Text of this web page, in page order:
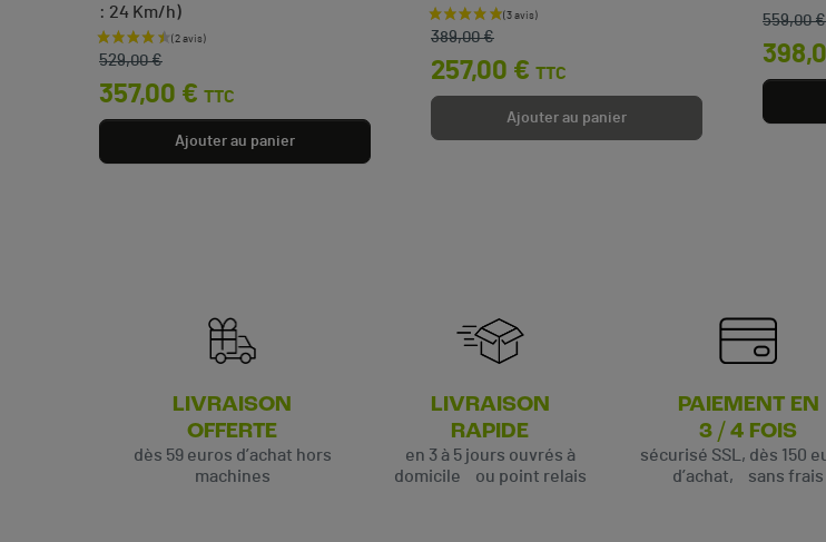
: 24 Km/h)
Prix de base
529,00 €
Prix
357,00 € TTC
Ajouter au panier
Prix de base
389,00 €
Prix
257,00 € TTC
Ajouter au panier
Prix de
559,00 €
Prix
LIVRAISON
OFFERTE
dès 59 euros d’achat hors
machines
LIVRAISON
RAPIDE
en 3 à 5 jours ouvrés à
domicile ou point relais
PAIEMENT EN
3 / 4 FOIS
sécurisé SSL, dès 150
d’achat, sans frais